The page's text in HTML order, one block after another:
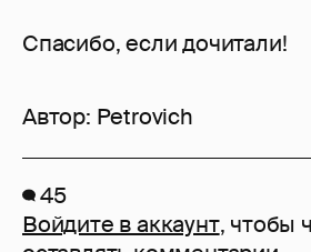
Спасибо, если дочитали!
Автор: Petrovich
45
Войдите в аккаунт, чтобы